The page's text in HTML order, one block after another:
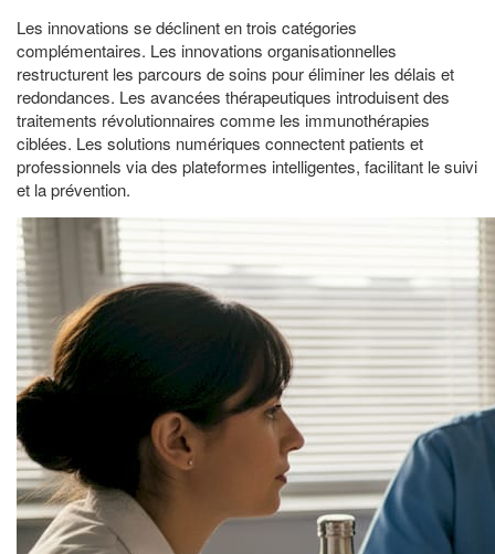
Les innovations se déclinent en trois catégories
complémentaires. Les innovations organisationnelles
restructurent les parcours de soins pour éliminer les délais et
redondances. Les avancées thérapeutiques introduisent des
traitements révolutionnaires comme les immunothérapies
ciblées. Les solutions numériques connectent patients et
professionnels via des plateformes intelligentes, facilitant le suivi
et la prévention.